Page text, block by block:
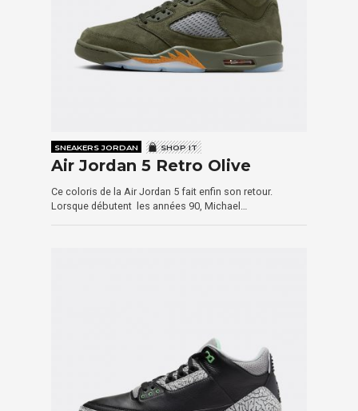
SNEAKERS JORDAN SHOP IT
Air Jordan 5 Retro Olive
Ce coloris de la Air Jordan 5 fait enfin son retour.
Lorsque débutent les années 90, Michael…